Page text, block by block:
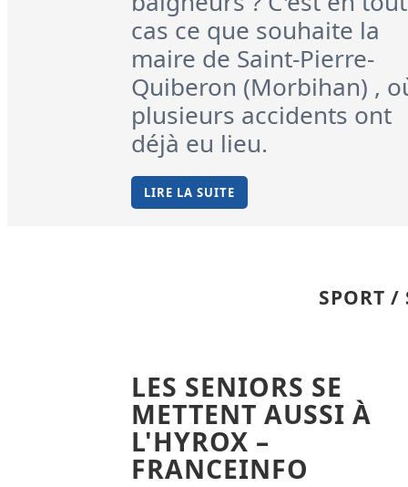
cas ce que souhaite la
maire de Saint-Pierre-
Quiberon (Morbihan) ,
plusieurs accidents ont
déjà eu lieu.
LIRE LA SUITE
SPORT /
LES SENIORS SE
METTENT AUSSI À
L'HYROX –
FRANCEINFO